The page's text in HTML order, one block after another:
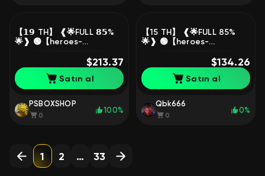
【𝟭𝟵 TH】 ❰🌟FULL 𝟴𝟱%
🌟❱ 🟢【heroes-
【⚔️𝟴 EPIC GEAR⚔️】🟢
【💎𝟭.𝟖K GEMS💎】 ❰💚❱
$213.37
Satın al
PSBOXSHOP
0
100%
【15 TH】 ❰🌟FULL 85%
🌟❱ 🟢【heroes-
DONATIONS✨】 ❰💚❱
$134.26
Satın al
Qbk666
0
0%
1 2 … 33